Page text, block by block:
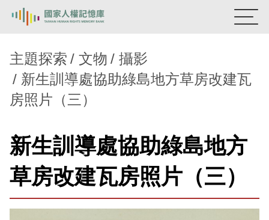
熱門關鍵字：陳孟和 李舜治 鹿窟事件
安康接待室
新生訓導處
蛋殼畫
背景知識
關於我們
主題探索 文物
攝影
新生訓導處協助綠島地方草房改建瓦
房照片（三）
新生訓導處協助綠島地方
草房改建瓦房照片（三）